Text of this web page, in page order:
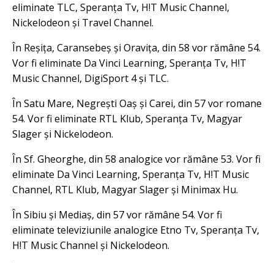
eliminate TLC, Speranța Tv, H!T Music Channel,
Nickelodeon și Travel Channel.
În Reșița, Caransebeș și Oravița, din 58 vor rămâne 54.
Vor fi eliminate Da Vinci Learning, Speranța Tv, H!T
Music Channel, DigiSport 4 și TLC.
În Satu Mare, Negrești Oaș și Carei, din 57 vor romane
54. Vor fi eliminate RTL Klub, Speranța Tv, Magyar
Slager și Nickelodeon.
În Sf. Gheorghe, din 58 analogice vor rămâne 53. Vor fi
eliminate Da Vinci Learning, Speranța Tv, H!T Music
Channel, RTL Klub, Magyar Slager și Minimax Hu.
În Sibiu și Mediaș, din 57 vor rămâne 54. Vor fi
eliminate televiziunile analogice Etno Tv, Speranța Tv,
H!T Music Channel și Nickelodeon.